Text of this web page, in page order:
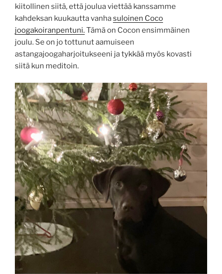
kiitollinen siitä, että joulua viettää kanssamme
kahdeksan kuukautta vanhasuloinen Coco
joogakoiranpentuni.Tämä on Cocon ensimmäinen
joulu. Se on jo tottunut aamuiseen
astangajoogaharjoitukseeni ja tykkää myös kovasti
siitä kun meditoin.